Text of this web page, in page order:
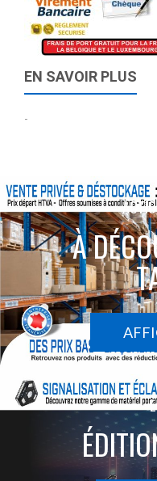
EN SAVOIR PLUS
-
À